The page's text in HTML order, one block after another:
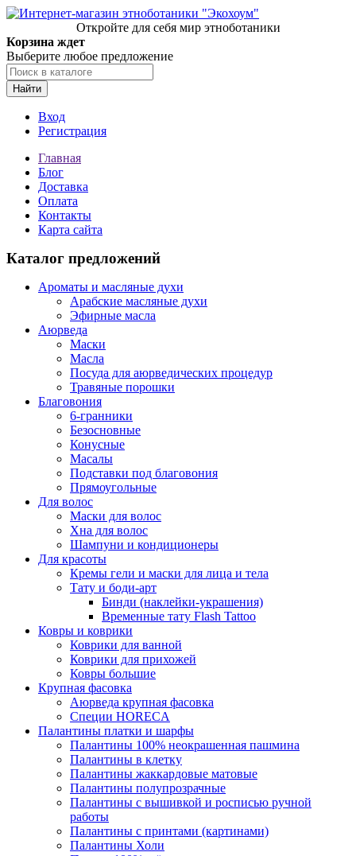
Откройте для себя мир этноботаники
Корзина ждет
Выберите любое предложение
Найти
Вход
Регистрация
Главная
Блог
Доставка
Оплата
Контакты
Карта сайта
Каталог предложений
Ароматы и масляные духи
Арабские масляные духи
Эфирные масла
Аюрведа
Маски
Масла
Посуда для аюрведических процедур
Травяные порошки
Благовония
6-гранники
Безосновные
Конусные
Масалы
Подставки под благовония
Прямоугольные
Для волос
Маски для волос
Хна для волос
Шампуни и кондиционеры
Для красоты
Кремы гели и маски для лица и тела
Тату и боди-арт
Бинди (наклейки-украшения)
Временные тату Flash Tattoo
Ковры и коврики
Коврики для ванной
Коврики для прихожей
Ковры большие
Крупная фасовка
Аюрведа крупная фасовка
Специи HORECA
Палантины платки и шарфы
Палантины 100% неокрашенная пашмина
Палантины в клетку
Палантины жаккардовые матовые
Палантины полупрозрачные
Палантины с вышивкой и росписью ручной
работы
Палантины с принтами (картинами)
Палантины Холи